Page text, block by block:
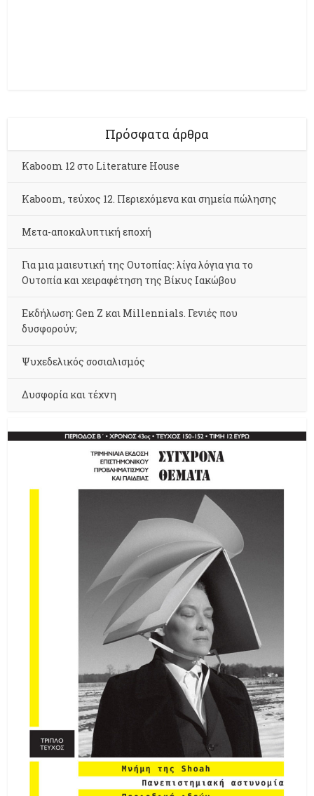
Πρόσφατα άρθρα
Kaboom 12 στο Literature House
Kaboom, τεύχος 12. Περιεχόμενα και σημεία πώλησης
Μετα-αποκαλυπτική εποχή
Για μια μαιευτική της Ουτοπίας: λίγα λόγια για το
Ουτοπία και χειραφέτηση της Βίκυς Ιακώβου
Εκδήλωση: Gen Z και Millennials. Γενιές που
δυσφορούν;
Ψυχεδελικός σοσιαλισμός
Δυσφορία και τέχνη